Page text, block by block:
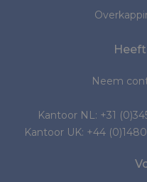
Neem
Kantoor NL: +31
Kantoor UK: +44